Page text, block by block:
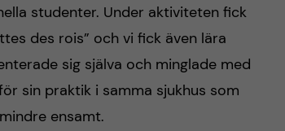
studenter. Under aktiviteten fick
des rois” och vi fick även lära
sig själva och minglade med
sin praktik i samma sjukhus som
ensamt.